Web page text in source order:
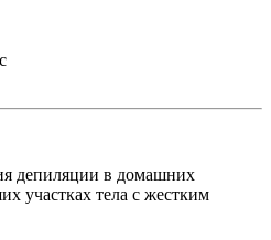
депиляции в домашних
участках тела с жестким